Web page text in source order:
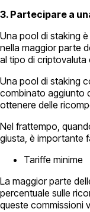
3. Partecipare a
Una pool di staking
nella maggior parte
al tipo di
Una pool di staking
combinato aggiunto
ottenere delle
Nel frattempo,
giusta, è importante
Tariffe minime
La maggior parte
percentuale sulle
queste commissioni